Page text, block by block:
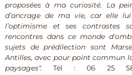
proposées à ma curiosité. La
d’ancrage de ma vie, car elle
l’optimisme et ses contrastes
rencontres dans ce monde
sujets de prédilection sont
Antilles, avec pour point commun
paysages".Tél : 06 25